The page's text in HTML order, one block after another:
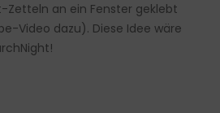
Zetteln an ein Fenster geklebt
Video dazu). Diese Idee wäre